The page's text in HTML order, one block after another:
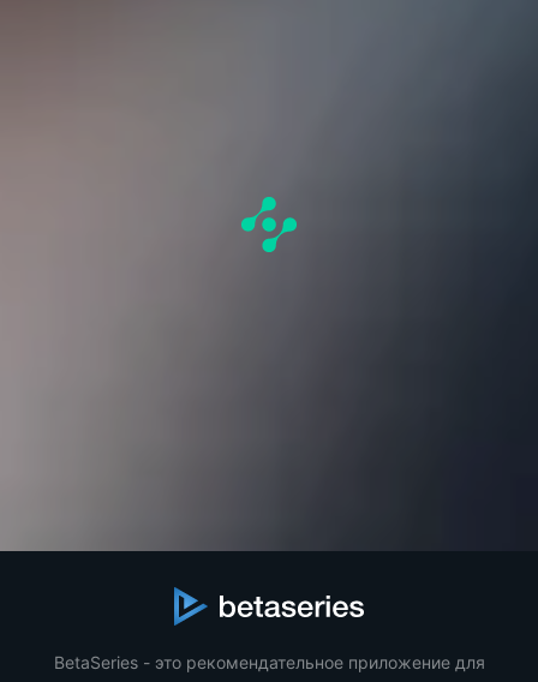
BetaSeries - это рекомендательное приложение для